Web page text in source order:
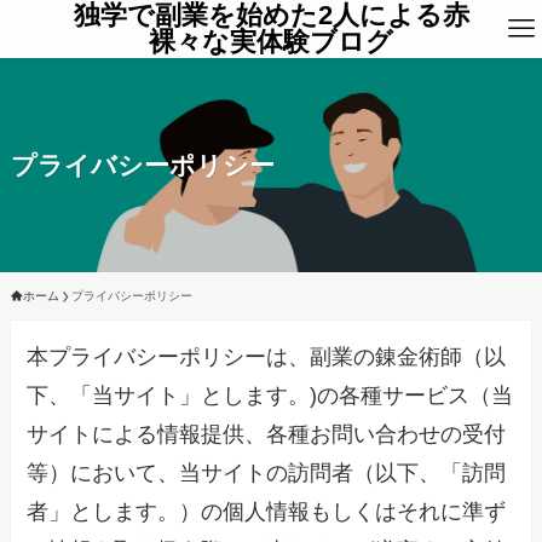
独学で副業を始めた2人による赤
裸々な実体験ブログ
プライバシーポリシー
ホーム プライバシーポリシー
本プライバシーポリシーは、副業の錬金術師 （以
下、「当サイト」とします。)の各種サービス（当
サイトによる情報提供、各種お問い合わせの受付
等）において、当サイトの訪問者（以下、「訪問
者」とします。）の個人情報もしくはそれに準ず